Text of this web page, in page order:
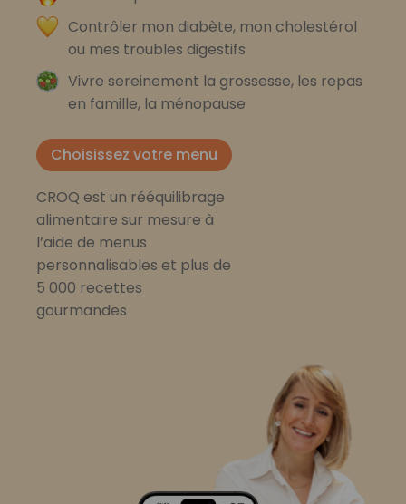
Contrôler mon diabète, mon cholestérol
ou mes troubles digestifs
Vivre sereinement la grossesse, les repas
en famille, la ménopause
Choisissez votre menu
CROQ est un rééquilibrage
alimentaire sur mesure à
l’aide de menus
personnalisables et plus de
5 000 recettes
gourmandes